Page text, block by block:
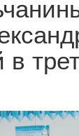
в